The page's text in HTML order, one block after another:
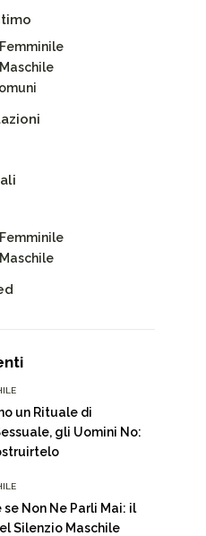
un Rituale di
gli Uomini No:
se Non Ne Parli Mai: il
Silenzio Maschile